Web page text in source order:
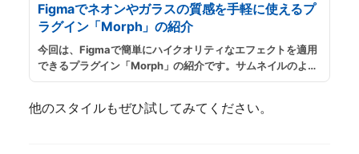
Figmaでネオンやガラスの質感を手軽に使えるプ
ラグイン「Morph」の紹介
今回は、Figmaで簡単にハイクオリティなエフェクトを適用
できるプラグイン「Morph」の紹介です。サムネイルのよう
な様々な種類のエフェクトが、たった一つのプラグインで再
でおすすめです。 ...続きを読む
他のスタイルもぜひ試してみてください。